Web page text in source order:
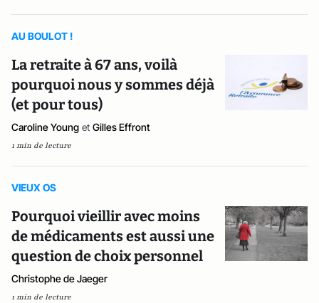
AU BOULOT !
La retraite à 67 ans, voilà
pourquoi nous y sommes déjà
(et pour tous)
Caroline Young et Gilles Effront
1 min de lecture
VIEUX OS
Pourquoi vieillir avec moins
de médicaments est aussi une
question de choix personnel
Christophe de Jaeger
1 min de lecture